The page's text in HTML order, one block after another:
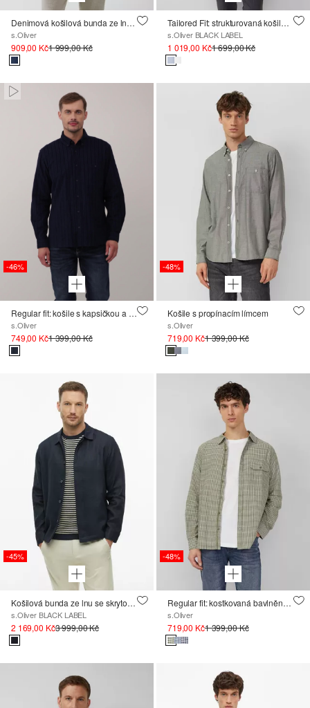
Denimová košilová bunda ze lněné směsi
s.Oliver
909,00 Kč1 999,00 Kč
Tailored Fit: strukturovaná košile s krátkým rukávem z bavlněného streče.
s.Oliver BLACK LABEL
1 019,00 Kč1 699,00 Kč
Paused • Muted
-46%
Regular fit: košile s kapsičkou a límcem na knoflíky
s.Oliver
749,00 Kč1 399,00 Kč
-48%
Košile s propínacím límcem
s.Oliver
719,00 Kč1 399,00 Kč
-45%
Košilová bunda ze lnu se skrytou knoflíkovou lištou
s.Oliver BLACK LABEL
2 169,00 Kč3 999,00 Kč
-48%
Regular fit: kostkovaná bavlněná košile s límečkem Kent
s.Oliver
719,00 Kč1 399,00 Kč